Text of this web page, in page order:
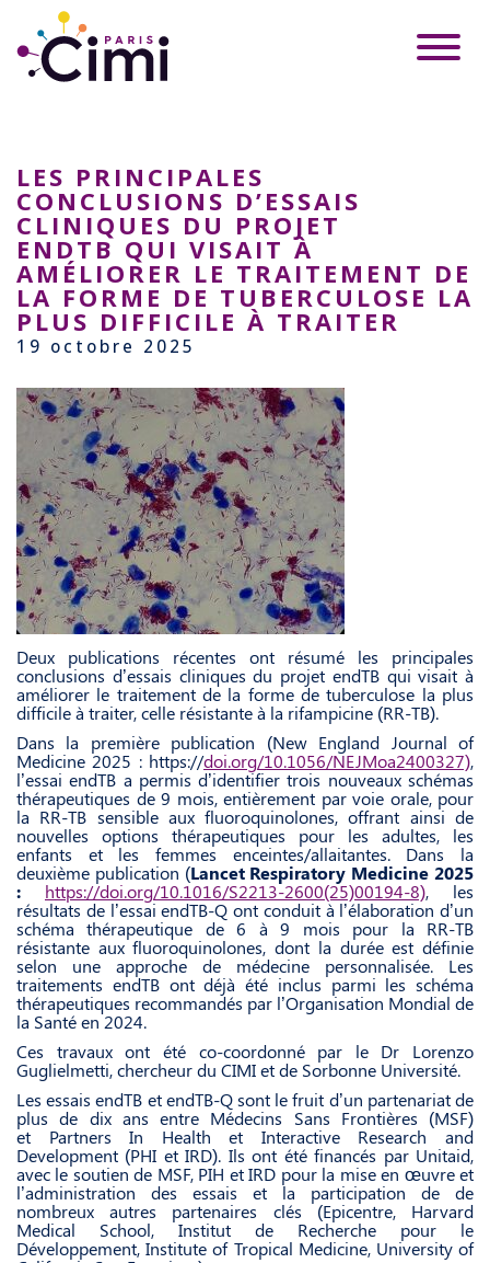
LES PRINCIPALES
CONCLUSIONS D’ESSAIS
CLINIQUES DU PROJET
ENDTB QUI VISAIT À
AMÉLIORER LE TRAITEMENT DE
LA FORME DE TUBERCULOSE LA
PLUS DIFFICILE À TRAITER
19 octobre 2025
Deux publications récentes ont résumé les principales
conclusions d’essais cliniques du projet endTB qui visait à
améliorer le traitement de la forme de tuberculose la plus
difficile à traiter, celle résistante à la rifampicine (RR-TB).
Dans la première publication (New England Journal of
Medicine 2025 : https://doi.org/10.1056/NEJMoa2400327),
l’essai endTB a permis d’identifier trois nouveaux schémas
thérapeutiques de 9 mois, entièrement par voie orale, pour
la RR-TB sensible aux fluoroquinolones, offrant ainsi de
nouvelles options thérapeutiques pour les adultes, les
enfants et les femmes enceintes/allaitantes. Dans la
deuxième publication (Lancet Respiratory Medicine 2025
: https://doi.org/10.1016/S2213-2600(25)00194-8), les
résultats de l’essai endTB-Q ont conduit à l’élaboration d’un
schéma thérapeutique de 6 à 9 mois pour la RR-TB
résistante aux fluoroquinolones, dont la durée est définie
selon une approche de médecine personnalisée. Les
traitements endTB ont déjà été inclus parmi les schéma
thérapeutiques recommandés par l’Organisation Mondial de
la Santé en 2024.
Ces travaux ont été co-coordonné par le Dr Lorenzo
Guglielmetti, chercheur du CIMI et de Sorbonne Université.
Les essais endTB et endTB-Q sont le fruit d’un partenariat de
plus de dix ans entre Médecins Sans Frontières (MSF)
et Partners In Health et Interactive Research and
Development (PHI et IRD). Ils ont été financés par Unitaid,
avec le soutien de MSF, PIH et IRD pour la mise en œuvre et
l’administration des essais et la participation de de
nombreux autres partenaires clés (Epicentre, Harvard
Medical School, Institut de Recherche pour le
Développement, Institute of Tropical Medicine, University of